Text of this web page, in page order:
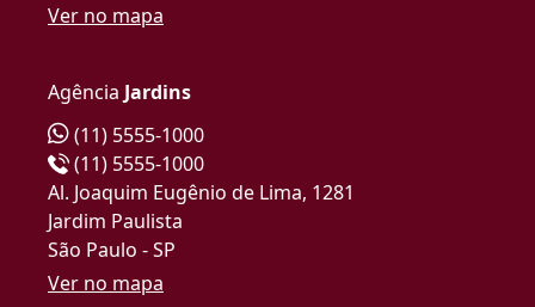
Ver no mapa
Agência Jardins
(11) 5555-1000
(11) 5555-1000
Al. Joaquim Eugênio de Lima, 1281
Jardim Paulista
São Paulo - SP
Ver no mapa